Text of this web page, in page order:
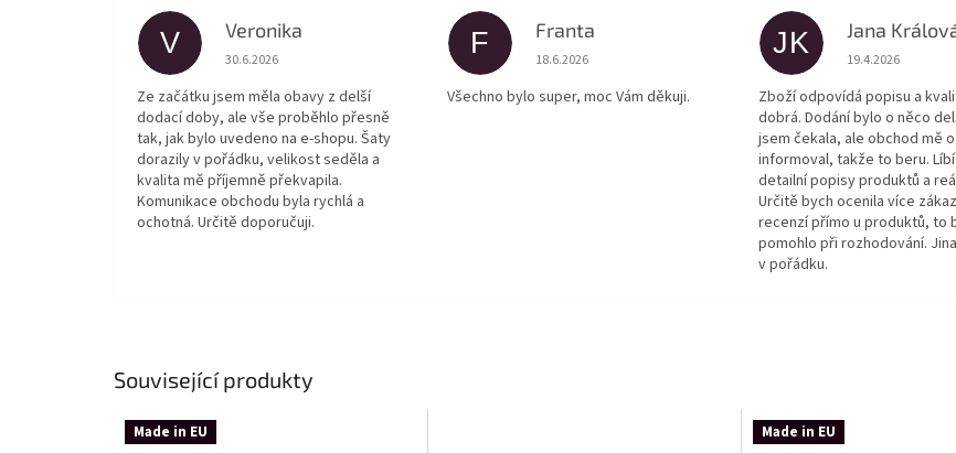
Související produkty
Made in EU Made in EU
V Veronika
Hodnocení obchodu je 5 z 5 hvězdiček.
30.6.2026
Ze začátku jsem měla obavy z delší
dodací doby, ale vše proběhlo přesně
tak, jak bylo uvedeno na e-shopu. Šaty
dorazily v pořádku, velikost seděla a
kvalita mě příjemně překvapila.
Komunikace obchodu byla rychlá a
ochotná. Určitě doporučuji.
F Franta
Hodnocení obchodu je 5 z 5 hvězdiček.
18.6.2026
Všechno bylo super, moc Vám děkuji.
JK Jana
Hodnocení
19.4.2026
Zboží odpovídá popisu a
dobrá. Dodání bylo o něco
jsem čekala, ale obchod mě
informoval, takže to beru.
detailní popisy produktů a
Určitě bych ocenila více
recenzí přímo u produktů, to
pomohlo při rozhodování.
v pořádku.